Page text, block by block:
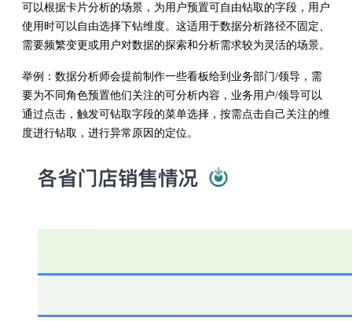
可以根据卡片分析的场景，为用户预置可自由钻取的字段，用户
使用时可以自由选择下钻维度。这适用于数据分析路径不固定、
需要频繁变更或用户对数据的探索和分析需求较为灵活的场景。
举例：数据分析师会提前制作一些看板给到业务部门/领导，需
要为不同角色预置他们关注的可分析内容，业务用户/领导可以
通过点击，触发可钻取字段的菜单选择，按需点击自己关注的维
度进行钻取，进行异常原因的定位。